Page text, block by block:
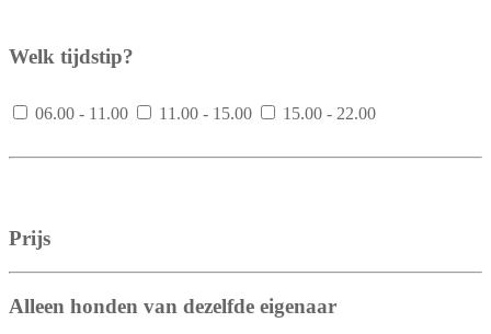
Welk tijdstip?
06.00 - 11.00 11.00 - 15.00 15.00 - 22.00
Prijs
Alleen honden van dezelfde eigenaar